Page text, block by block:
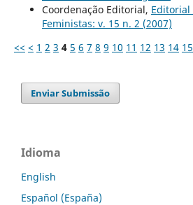
Coordenação Editorial, Editorial
Feministas: v. 15 n. 2 (2007)
<< < 1 2 3 4 5 6 7 8 9 10 11 12 13 14 15
Enviar Submissão
Idioma
English
Español (España)